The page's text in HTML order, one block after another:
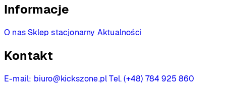
Informacje
O nas Sklep stacjonarny Aktualności
Kontakt
E-mail: biuro@kickszone.pl Tel. (+48) 784 925 860